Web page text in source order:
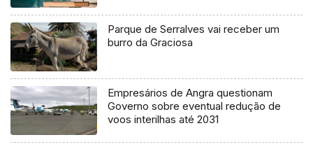
Parque de Serralves vai receber um
burro da Graciosa
Empresários de Angra questionam
Governo sobre eventual redução de
voos interilhas até 2031